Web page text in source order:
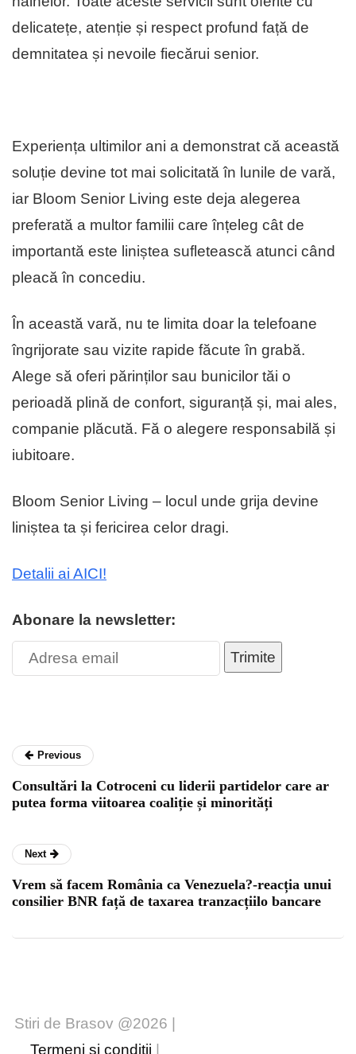
delicatețe, atenție și respect profund față de
demnitatea și nevoile fiecărui senior.
Experiența ultimilor ani a demonstrat că această
soluție devine tot mai solicitată în lunile de vară,
iar Bloom Senior Living este deja alegerea
preferată a multor familii care înțeleg cât de
importantă este liniștea sufletească atunci când
pleacă în concediu.
În această vară, nu te limita doar la telefoane
îngrijorate sau vizite rapide făcute în grabă.
Alege să oferi părinților sau bunicilor tăi o
perioadă plină de confort, siguranță și, mai ales,
companie plăcută. Fă o alegere responsabilă și
iubitoare.
Bloom Senior Living – locul unde grija devine
liniștea ta și fericirea celor dragi.
Detalii ai AICI!
Abonare la newsletter:
Trimite
Previous
Consultări la Cotroceni cu liderii partidelor care ar
putea forma viitoarea coaliție și minorități
Next
Vrem să facem România ca Venezuela?-reacția unui
consilier BNR față de taxarea tranzacțiilo bancare
Stiri de Brasov @2026 |
Termeni și condiții